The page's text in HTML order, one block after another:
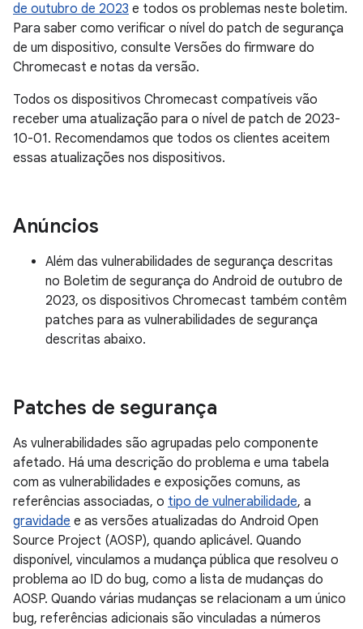
de outubro de 2023 e todos os problemas neste boletim.
Para saber como verificar o nível do patch de segurança
de um dispositivo, consulte Versões do firmware do
Chromecast e notas da versão.
Todos os dispositivos Chromecast compatíveis vão
receber uma atualização para o nível de patch de 2023-
10-01. Recomendamos que todos os clientes aceitem
essas atualizações nos dispositivos.
Anúncios
Além das vulnerabilidades de segurança descritas
no Boletim de segurança do Android de outubro de
2023, os dispositivos Chromecast também contêm
patches para as vulnerabilidades de segurança
descritas abaixo.
Patches de segurança
As vulnerabilidades são agrupadas pelo componente
afetado. Há uma descrição do problema e uma tabela
com as vulnerabilidades e exposições comuns, as
referências associadas, o tipo de vulnerabilidade, a
gravidade e as versões atualizadas do Android Open
Source Project (AOSP), quando aplicável. Quando
disponível, vinculamos a mudança pública que resolveu o
problema ao ID do bug, como a lista de mudanças do
AOSP. Quando várias mudanças se relacionam a um único
bug, referências adicionais são vinculadas a números